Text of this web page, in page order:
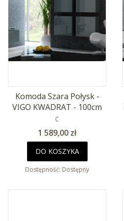
Komoda Szara Połysk -
VIGO KWADRAT - 100cm
PRODUCENT
C
Cena
1 589,00 zł
DO KOSZYKA
Dostępność: Dostępny